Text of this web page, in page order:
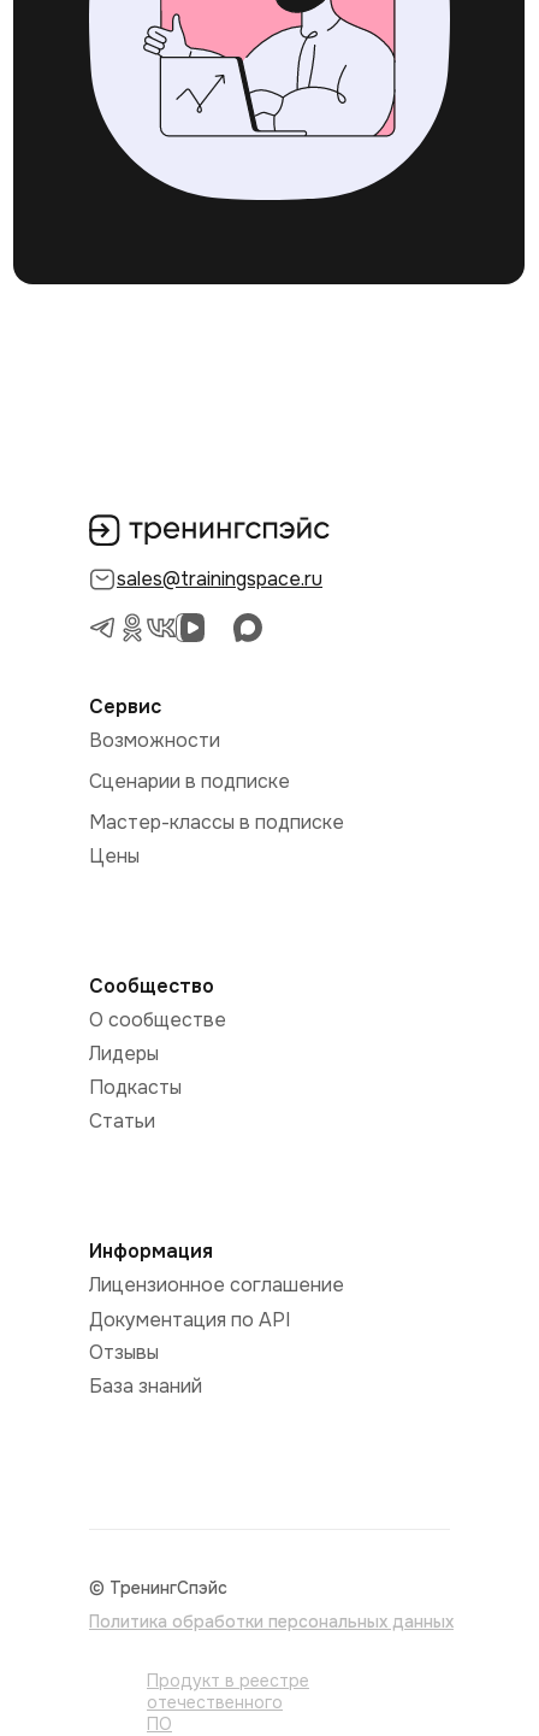
© ТренингСпэйс
Политика обработки персональных данных
Продукт в реестре
отечественного
ПО
sales@trainingspace.ru
Сообщество
О сообществе
Лидеры
Подкасты
Статьи
Информация
Лицензионное соглашение
Документация по API
Отзывы
База знаний
Сервис
Возможности
Сценарии в подписке
Мастер-классы в подписке
Цены